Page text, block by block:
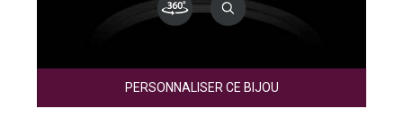
PERSONNALISER CE BIJOU